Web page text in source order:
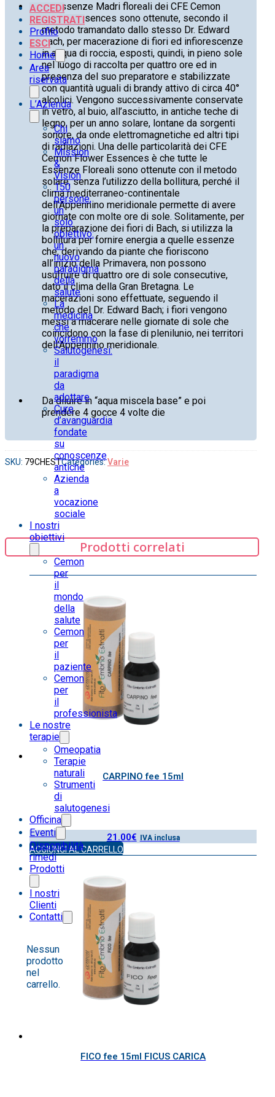
ACCEDI
REGISTRATI
Profilo
ESCI
Home
Area
riservata
L’Azienda
Chi
siamo
Mission
&
Vision
150
persone,
un
solo
obiettivo:
un
nuovo
paradigma
della
salute
La
medicina
che
vorremmo
Salutogenesi:
il
paradigma
da
adottare
Cure
d’avanguardia
fondate
su
conoscenze
antiche
Azienda
a
vocazione
sociale
I nostri
obiettivi
Cemon
per
il
mondo
della
salute
Cemon
per
il
paziente
Cemon
per
il
professionista
Le nostre
terapie
Omeopatia
Terapie
naturali
Strumenti
di
salutogenesi
Officina
Eventi
Disponibilità
rimedi
Prodotti
I nostri
Clienti
Contatti
Nessun
prodotto
nel
carrello.
Le Essenze Madri floreali dei CFE Cemon
Flower Essences sono ottenute, secondo il
metodo tramandato dallo stesso Dr. Edward
Bach, per macerazione di fiori ed infiorescenze
in acqua di roccia, esposti, quindi, in pieno sole
nel luogo di raccolta per quattro ore ed in
presenza del suo preparatore e stabilizzate
con quantità uguali di brandy attivo di circa 40°
alcolici. Vengono successivamente conservate
in vetro, al buio, all’asciutto, in antiche teche di
legno, per un anno solare, lontane da sorgenti
sonore, da onde elettromagnetiche ed altri tipi
di radiazioni. Una delle particolarità dei CFE
Cemon Flower Essences è che tutte le
Essenze Floreali sono ottenute con il metodo
solare, senza l’utilizzo della bollitura, perché il
clima mediterraneo-continentale
dell’Appennino meridionale permette di avere
giornate con molte ore di sole. Solitamente, per
la preparazione dei fiori di Bach, si utilizza la
bollitura per fornire energia a quelle essenze
che, derivando da piante che fioriscono
all’inizio della Primavera, non possono
usufruire di quattro ore di sole consecutive,
dato il clima della Gran Bretagna. Le
macerazioni sono effettuate, seguendo il
metodo del Dr. Edward Bach; i fiori vengono
messi a macerare nelle giornate di sole che
coincidono con la fase di plenilunio, nei territori
dell’Appennino meridionale.
Da diluire in “aqua miscela base” e poi
prendere 4 gocce 4 volte die
SKU: 79CHESTCategories:Varie
Prodotti correlati
CARPINO fee 15ml
21.00€ IVA inclusa
AGGIUNGI AL CARRELLO
FICO fee 15ml FICUS CARICA